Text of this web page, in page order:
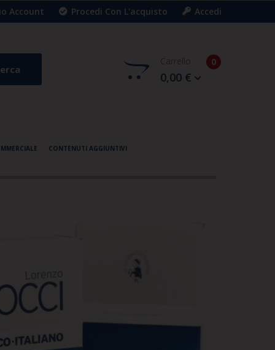
Account Procedi Con L'acquisto Accedi
0
0,00 €
CONTENUTI AGGIUNTIVI